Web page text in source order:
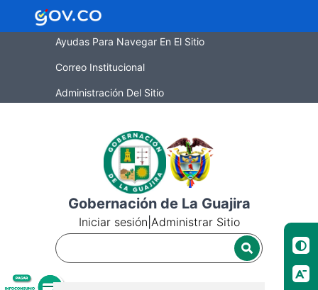
Ayudas Para Navegar En El Sitio
Correo Institucional
Administración Del Sitio
Gobernación de La Guajira
Iniciar sesión Administrar Sitio